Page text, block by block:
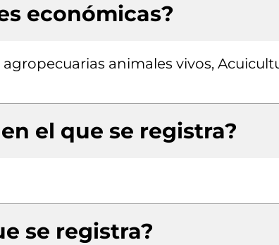
económicas?
animales vivos,
el que se registra?
se registra?